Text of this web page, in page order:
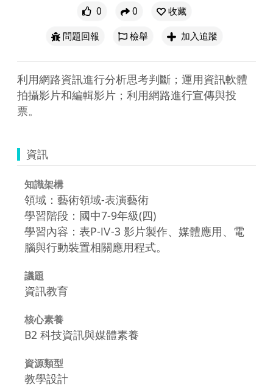
0 0
收藏
問題回報
檢舉 加入追蹤
利用網路資訊進行分析思考判斷；運用資訊軟體
拍攝影片和編輯影片；利用網路進行宣傳與投
票。
資訊
知識架構
領域：藝術領域-表演藝術
學習階段：國中7-9年級(四)
學習內容：表P-Ⅳ-3 影片製作、媒體應用、電
腦與行動裝置相關應用程式。
議題
資訊教育
核心素養
B2 科技資訊與媒體素養
資源類型
教學設計